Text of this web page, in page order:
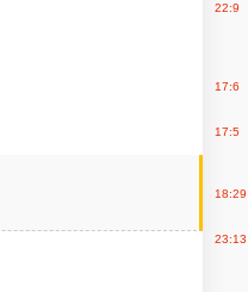
22:9
17:6
17:5
18:29
23:13